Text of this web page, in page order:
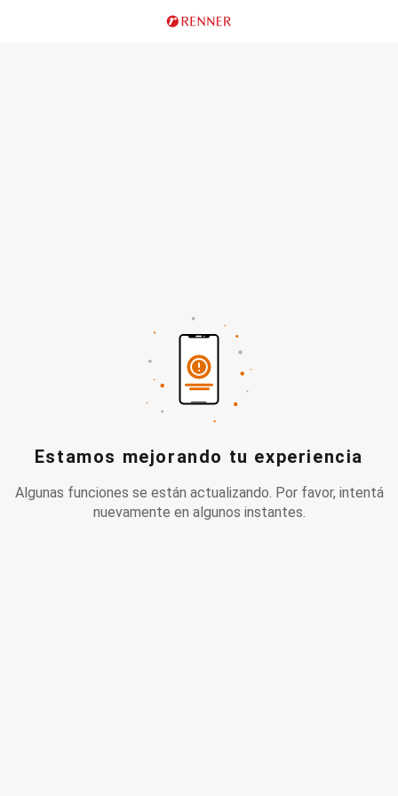
Estamos mejorando tu experiencia
Algunas funciones se están actualizando. Por favor, intentá
nuevamente en algunos instantes.